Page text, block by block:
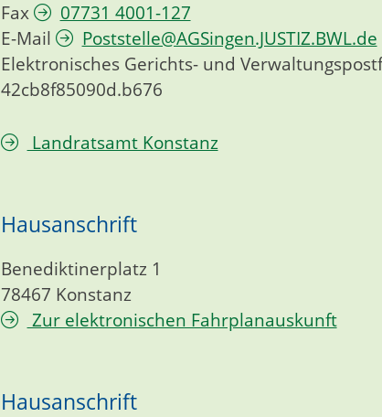
Fax
07731 4001-127
E-Mail
Poststelle@AGSingen.JUSTIZ.BWL.de
Elektronisches Gerichts- und
42cb8f85090d.b676
Landratsamt Konstanz
Hausanschrift
Benediktinerplatz 1
78467 Konstanz
Zur elektronischen Fahrplanauskunft
Hausanschrift